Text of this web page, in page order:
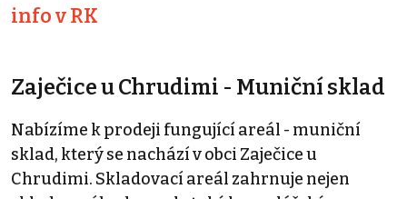
info v RK
Zaječice u Chrudimi - Muniční sklad
Nabízíme k prodeji fungující areál - muniční
sklad, který se nachází v obci Zaječice u
Chrudimi. Skladovací areál zahrnuje nejen